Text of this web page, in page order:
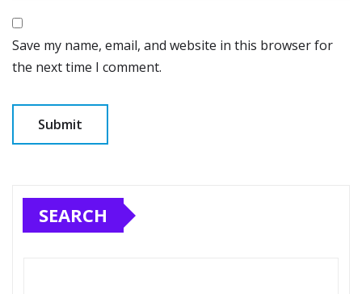
Save my name, email, and website in this browser for
the next time I comment.
SEARCH